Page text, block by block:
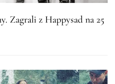
Zagrali z Happysad na 25